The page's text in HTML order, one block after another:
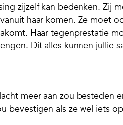
zijzelf kan bedenken. Zij
haar komen. Ze moet
Haar tegenprestatie
Dit alles kunnen jullie
meer aan zou besteden
bevestigen als ze wel iets